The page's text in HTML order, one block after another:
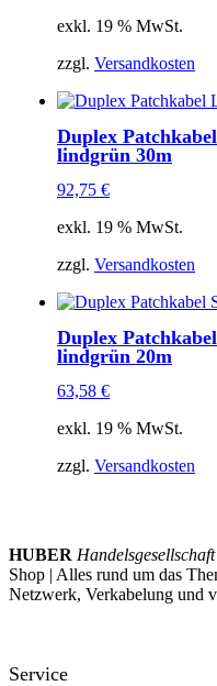
exkl. 19 % MwSt.
zzgl. Versandkosten
Duplex
lindgrün 30m
92,75 €
exkl. 19 % MwSt.
zzgl. Versandkosten
Duplex
lindgrün 20m
63,58 €
exkl. 19 % MwSt.
zzgl. Versandkosten
HUBER
Shop | Alles rund um das
Netzwerk, Verkabelung und
Service